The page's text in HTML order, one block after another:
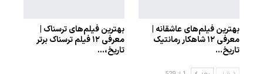
بهترین فیلم‌های عاشقانه |
معرفی ۱۲ شاهکار رمانتیک
تاریخ…
بهترین فیلم‌های ترسناک |
معرفی ۱۲ فیلم ترسناک برتر
تاریخ،…